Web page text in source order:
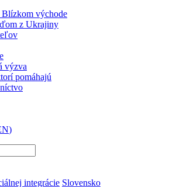
Blízkom východe
z Ukrajiny
výzva
pomáhajú
)
integrácie Slovensko